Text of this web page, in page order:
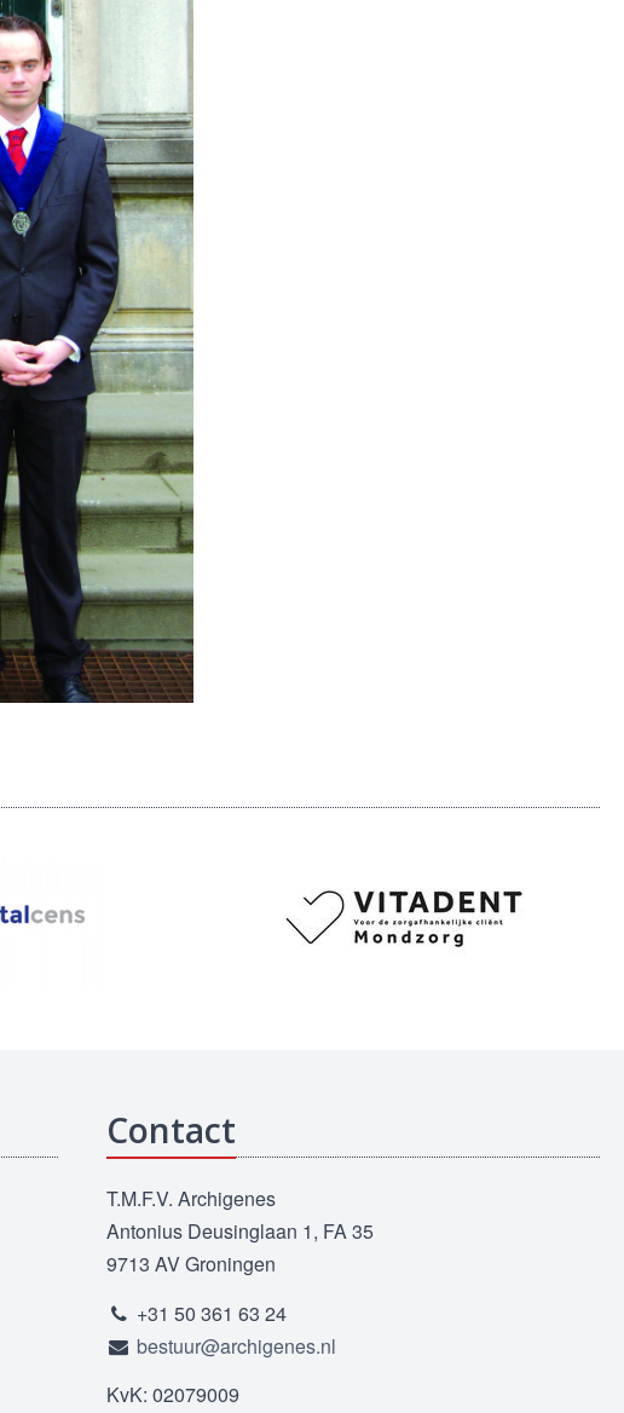
Contact
T.M.F.V. Archigenes
Antonius Deusinglaan 1, FA 35
9713 AV Groningen
+31 50 361 63 24
bestuur@archigenes.nl
KvK: 02079009